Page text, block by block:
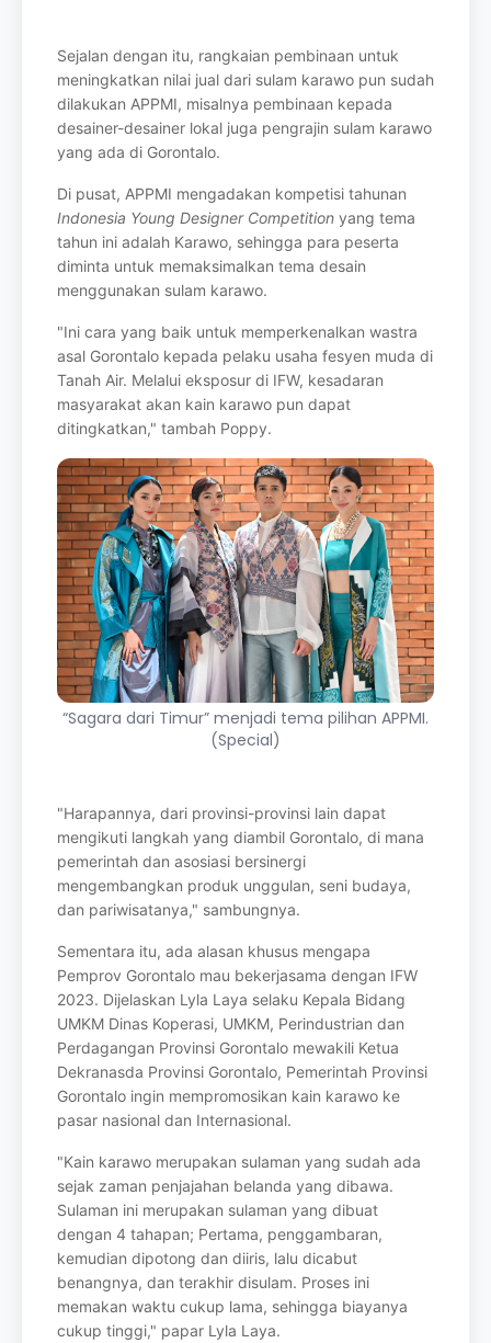
Sejalan dengan itu, rangkaian pembinaan untuk
meningkatkan nilai jual dari sulam karawo pun sudah
dilakukan APPMI, misalnya pembinaan kepada
desainer-desainer lokal juga pengrajin sulam karawo
yang ada di Gorontalo.
Di pusat, APPMI mengadakan kompetisi tahunan
Indonesia Young Designer Competition yang tema
tahun ini adalah Karawo, sehingga para peserta
diminta untuk memaksimalkan tema desain
menggunakan sulam karawo.
"Ini cara yang baik untuk memperkenalkan wastra
asal Gorontalo kepada pelaku usaha fesyen muda di
Tanah Air. Melalui eksposur di IFW, kesadaran
masyarakat akan kain karawo pun dapat
ditingkatkan," tambah Poppy.
“Sagara dari Timur” menjadi tema pilihan APPMI.
(Special)
"Harapannya, dari provinsi-provinsi lain dapat
mengikuti langkah yang diambil Gorontalo, di mana
pemerintah dan asosiasi bersinergi
mengembangkan produk unggulan, seni budaya,
dan pariwisatanya," sambungnya.
Sementara itu, ada alasan khusus mengapa
Pemprov Gorontalo mau bekerjasama dengan IFW
2023. Dijelaskan Lyla Laya selaku Kepala Bidang
UMKM Dinas Koperasi, UMKM, Perindustrian dan
Perdagangan Provinsi Gorontalo mewakili Ketua
Dekranasda Provinsi Gorontalo, Pemerintah Provinsi
Gorontalo ingin mempromosikan kain karawo ke
pasar nasional dan Internasional.
"Kain karawo merupakan sulaman yang sudah ada
sejak zaman penjajahan belanda yang dibawa.
Sulaman ini merupakan sulaman yang dibuat
dengan 4 tahapan; Pertama, penggambaran,
kemudian dipotong dan diiris, lalu dicabut
benangnya, dan terakhir disulam. Proses ini
memakan waktu cukup lama, sehingga biayanya
cukup tinggi," papar Lyla Laya.